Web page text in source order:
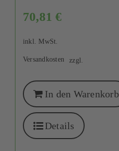
70,81€
inkl. MwSt.
zzgl.
Versandkosten
In den Warenkorb
Details